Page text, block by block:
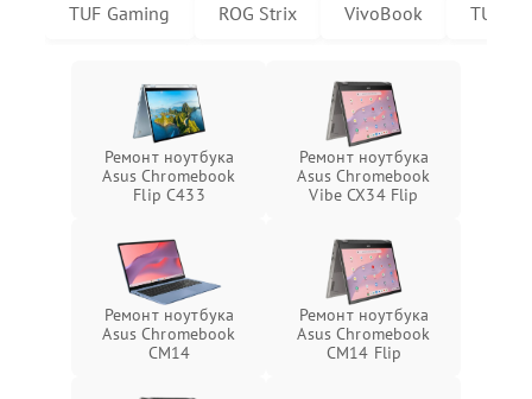
TUF Gaming ROG Strix VivoBook TUF
Ремонт ноутбука
Asus Chromebook
Flip C433
Ремонт ноутбука
Asus Chromebook
Vibe CX34 Flip
Ремонт ноутбука
Asus Chromebook
CM14
Ремонт ноутбука
Asus Chromebook
CM14 Flip